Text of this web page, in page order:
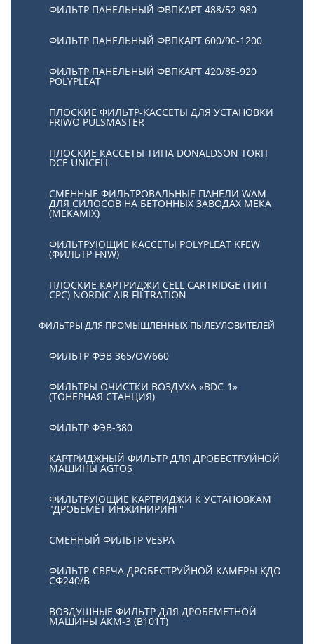
ФИЛЬТР ПАНЕЛЬНЫЙ ФВПКАРТ 488/52-980
ФИЛЬТР ПАНЕЛЬНЫЙ ФВПКАРТ 600/90-1200
ФИЛЬТР ПАНЕЛЬНЫЙ ФВПКАРТ 420/85-920
POLYPLEAT
ПЛОСКИЕ ФИЛЬТР-КАССЕТЫ ДЛЯ УСТАНОВКИ
FRIWO PULSMASTER
ПЛОСКИЕ КАССЕТЫ ТИПА DONALDSON TORIT
DCE UNICELL
СМЕННЫЕ ФИЛЬТРОВАЛЬНЫЕ ПАНЕЛИ WAM
ДЛЯ СИЛОСОВ НА БЕТОННЫХ ЗАВОДАХ МЕКА
(MEKAMIX)
ФИЛЬТРУЮЩИЕ КАССЕТЫ POLYPLEAT KFEW
(ФИЛЬТР FNW)
ПЛОСКИЕ КАРТРИДЖИ CELL CARTRIDGE (ТИП
СРС) NORDIC AIR FILTRATION
ФИЛЬТРЫ ДЛЯ ПРОМЫШЛЕННЫХ ПЫЛЕУЛОВИТЕЛЕЙ
ФИЛЬТР ФЭВ 365/OV/660
ФИЛЬТРЫ ОЧИСТКИ ВОЗДУХА «BDC-1»
(ТОНЕРНАЯ СТАНЦИЯ)
ФИЛЬТР ФЭВ-380
КАРТРИДЖНЫЙ ФИЛЬТР ДЛЯ ДРОБЕСТРУЙНОЙ
МАШИНЫ AGTOS
ФИЛЬТРУЮЩИЕ КАРТРИДЖИ К УСТАНОВКАМ
"ДРОБЕМЁТ ИНЖИНИРИНГ"
СМЕННЫЙ ФИЛЬТР VESPA
ФИЛЬТР-СВЕЧА ДРОБЕСТРУЙНОЙ КАМЕРЫ КДО
СФ240/В
ВОЗДУШНЫЕ ФИЛЬТР ДЛЯ ДРОБЕМЕТНОЙ
МАШИНЫ АКМ-3 (В101Т)